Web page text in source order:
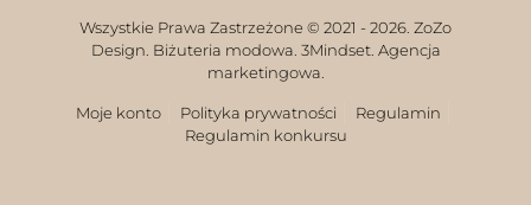
Wszystkie Prawa Zastrzeżone © 2021 - 2026. ZoZo
Design. Biżuteria modowa. 3Mindset. Agencja
marketingowa.
Moje konto Polityka prywatności
Regulamin
Regulamin konkursu